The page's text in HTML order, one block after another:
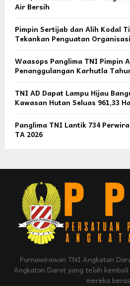
Air Bersih
Pimpin Sertijab dan Alih Kodal
Tekankan Penguatan
Waasops Panglima TNI Pimpin
Penanggulangan Karhutla
TNI AD Dapat Lampu Hijau
Kawasan Hutan Seluas 961,33
Panglima TNI Lantik 734
TA 2026
Purnawirawan TNI Angkatan
Angkatan Darat yang telah
mereka